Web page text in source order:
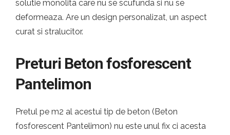
solutie monolita care nu se scufunda si nu se
deformeaza. Are un design personalizat, un aspect
curat si stralucitor.
Preturi Beton fosforescent
Pantelimon
Pretul pe m2 al acestui tip de beton (Beton
fosforescent Pantelimon) nu este unul fix ci acesta